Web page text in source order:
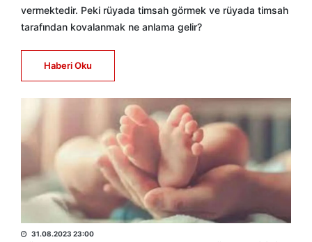
vermektedir. Peki rüyada timsah görmek ve rüyada timsah
tarafından kovalanmak ne anlama gelir?
Haberi Oku
HABER MERKEZİ
31.08.2023 23:00